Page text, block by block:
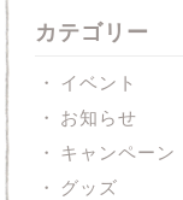
カテゴリー
イベント
お知らせ
キャンペーン
グッズ